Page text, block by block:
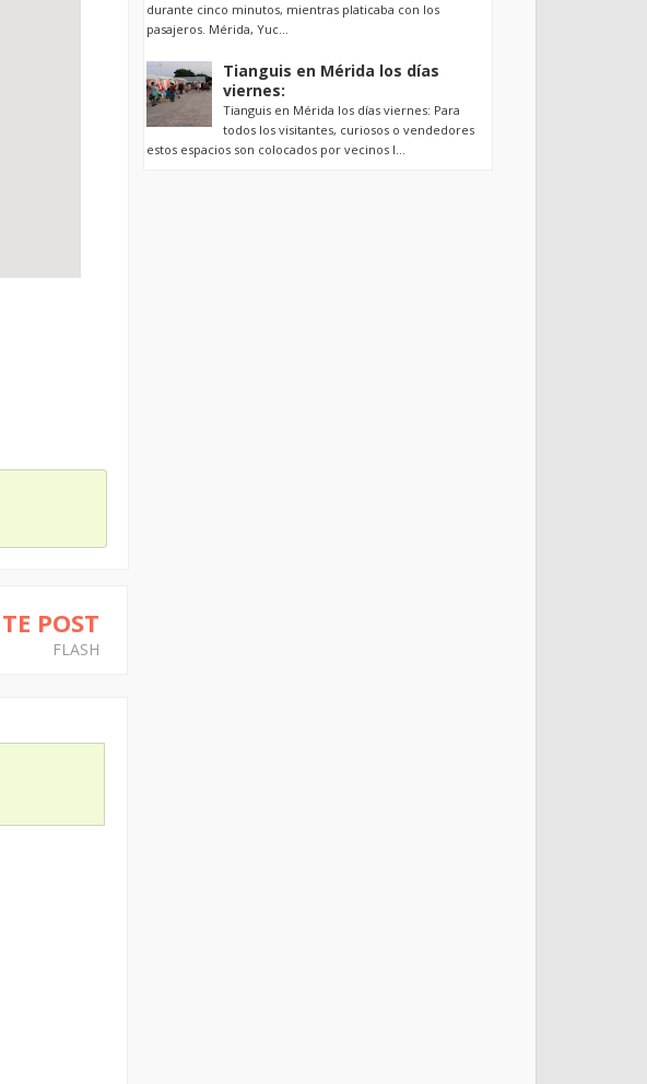
POST
FLASH
durante cinco minutos, mientras platicaba con los
pasajeros. Mérida, Yuc...
Tianguis en Mérida los días
viernes:
Tianguis en Mérida los días viernes: Para
todos los visitantes, curiosos o vendedores
estos espacios son colocados por vecinos l...